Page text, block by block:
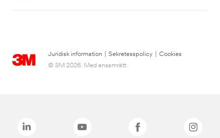
Juridisk information Sekretesspolicy
Cookies
© 3M 2026. Med ensamrätt.